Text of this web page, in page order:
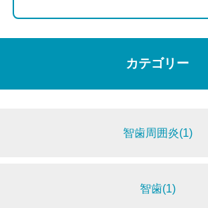
カテゴリー
智歯周囲炎(1)
智歯(1)